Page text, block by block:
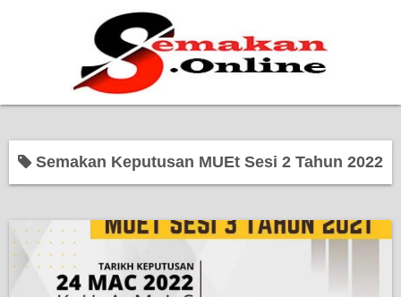
Bantuan Kerajaan
Pendidikan
Semakan Keputusan MUEt Sesi 2 Tahun 2022